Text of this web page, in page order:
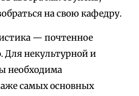
на свою кафедру.
— почтенное
Для некультурной и
необходима
самых основных